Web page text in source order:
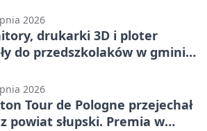
2026
drukarki 3D i ploter
do przedszkolaków w gminie
2026
Tour de Pologne przejechał
powiat słupski. Premia w